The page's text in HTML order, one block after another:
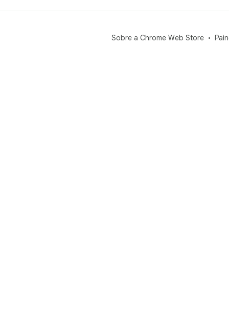
Sobre a Chrome Web Store